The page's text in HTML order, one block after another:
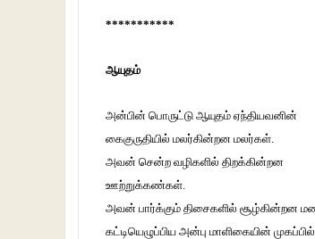
***********
ஆயுதம்
அன்பின் பொருட்டு ஆயுதம் ஏந்தியவனின்
கைகுருதியில் மலர்கின்றன மலர்கள்.
அவன் சென்ற வழிகளில் திறக்கின்றன
ஊற்றுக்கண்கள்.
அவன் பார்க்கும் திசைகளில் சூழ்கின்றன
கட்டியெழுப்பிய அன்பு மாளிகையின் முகப்பில்